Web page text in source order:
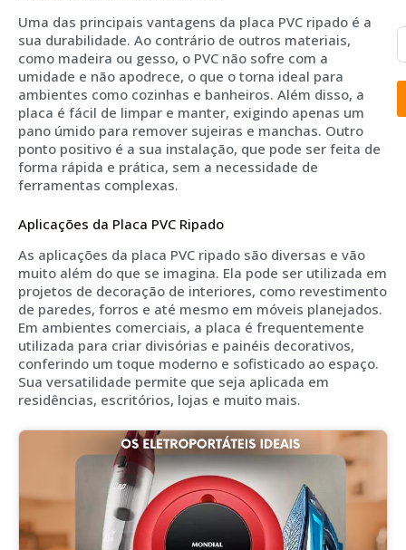
Uma das principais vantagens da placa PVC ripado é a
sua durabilidade. Ao contrário de outros materiais,
como madeira ou gesso, o PVC não sofre com a
umidade e não apodrece, o que o torna ideal para
ambientes como cozinhas e banheiros. Além disso, a
placa é fácil de limpar e manter, exigindo apenas um
pano úmido para remover sujeiras e manchas. Outro
ponto positivo é a sua instalação, que pode ser feita de
forma rápida e prática, sem a necessidade de
ferramentas complexas.
Aplicações da Placa PVC Ripado
As aplicações da placa PVC ripado são diversas e vão
muito além do que se imagina. Ela pode ser utilizada em
projetos de decoração de interiores, como revestimento
de paredes, forros e até mesmo em móveis planejados.
Em ambientes comerciais, a placa é frequentemente
utilizada para criar divisórias e painéis decorativos,
conferindo um toque moderno e sofisticado ao espaço.
Sua versatilidade permite que seja aplicada em
residências, escritórios, lojas e muito mais.